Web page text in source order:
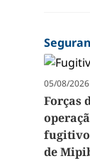
05/08/
Forças
de